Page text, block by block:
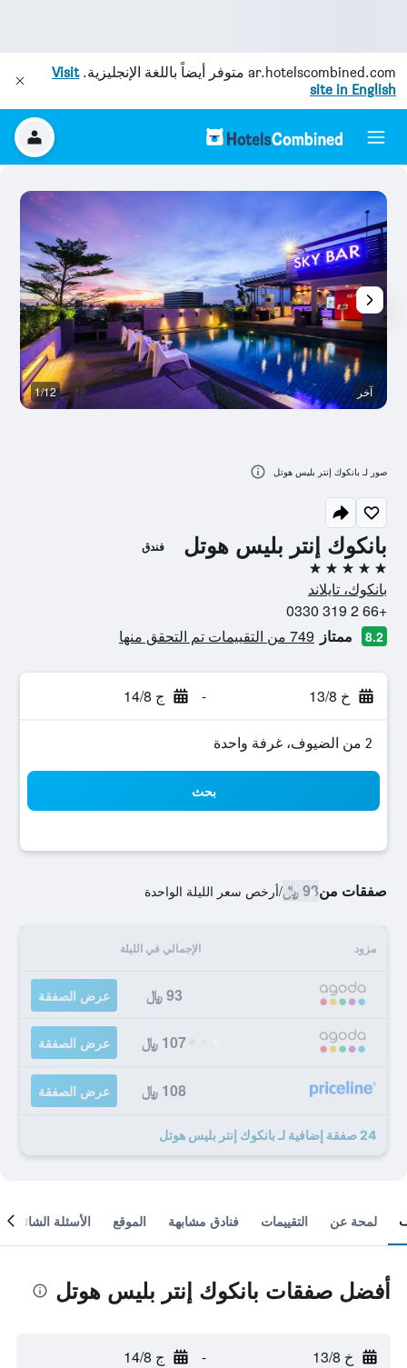
ar.hotelscombined.com متوفر أيضاً باللغة الإنجليزية.Visit
site in English
بانكوك إنتر بليس هوتل فندق
5 نجوم
بانكوك، تايلاند
+66 2 319 0330
8.2 ممتاز 749 من التقييمات تم التحقق منها
خ 13/8 - ج 14/8
2 من الضيوف، غرفة واحدة
بحث
صفقات من93 ﷼ /أرخص سعر الليلة الواحدة
مزود الإجمالي في الليلة
93 ﷼ عرض الصفقة
107 ﷼ عرض الصفقة
108 ﷼ عرض الصفقة
24 صفقة إضافية لـ بانكوك إنتر بليس هوتل
آخر 1/12
صور لـ بانكوك إنتر بليس هوتل
لمحة عن التقييمات فنادق مشابهة الموقع الأسئلة الشائعة
أفضل صفقات بانكوك إنتر بليس هوتل
خ 13/8 - ج 14/8